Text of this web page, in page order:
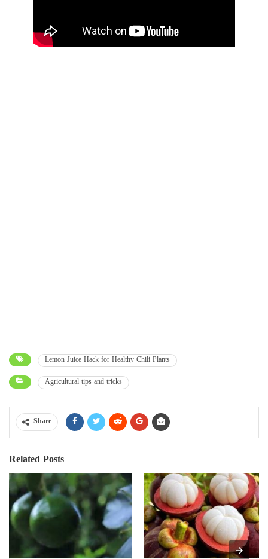
Lemon Juice Hack for Healthy Chili Plants
Agricultural tips and tricks
Share
Related Posts